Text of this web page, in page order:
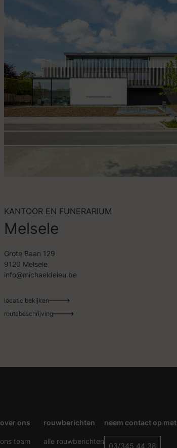
KANTOOR EN FUNERARIUM
Melsele
Grote Baan 129
9120 Melsele
info@michaeldeleu.be
locatie bekijken
routebeschrijving
over ons
ons team
rouwberichten
alle rouwberichten
neem contact op met
03/345 44 38